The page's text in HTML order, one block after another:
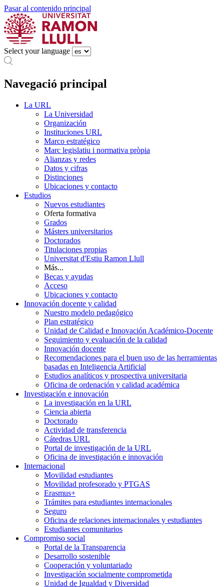
Pasar al contenido principal
Select your language
Navegació principal
La URL
La Universidad
Organización
Instituciones URL
Marco estratégico
Marc legislatiu i normativa pròpia
Alianzas y redes
Datos y cifras
Distinciones
Ubicaciones y contacto
Estudios
Nuevos estudiantes
Oferta formativa
Grados
Másters universitarios
Doctorados
Titulaciones propias
Universitat d'Estiu Ramon Llull
Más...
Becas y ayudas
Acceso
Ubicaciones y contacto
Innovación docente y calidad
Nuestro modelo pedagógico
Plan estratégico
Unidad de Calidad e Innovación Académico-Docente
Seguimiento y evaluación de la calidad
Innovación docente
Recomendaciones para el buen uso de las herramientas
basadas en Inteligencia Artificial
Estudios analíticos y prospectiva universitaria
Oficina de ordenación y calidad académica
Investigación e innovación
La investigación en la URL
Ciencia abierta
Doctorado
Actividad de transferencia
Cátedras URL
Portal de investigación de la URL
Oficina de investigación e innovación
Internacional
Movilidad estudiantes
Movilidad profesorado y PTGAS
Erasmus+
Trámites para estudiantes internacionales
Seguro
Oficina de relaciones internacionales y estudiantes
Estudiantes comunitarios
Compromiso social
Portal de la Transparencia
Desarrollo sostenible
Cooperación y voluntariado
Investigación socialmente comprometida
Unidad de Igualdad y Diversidad